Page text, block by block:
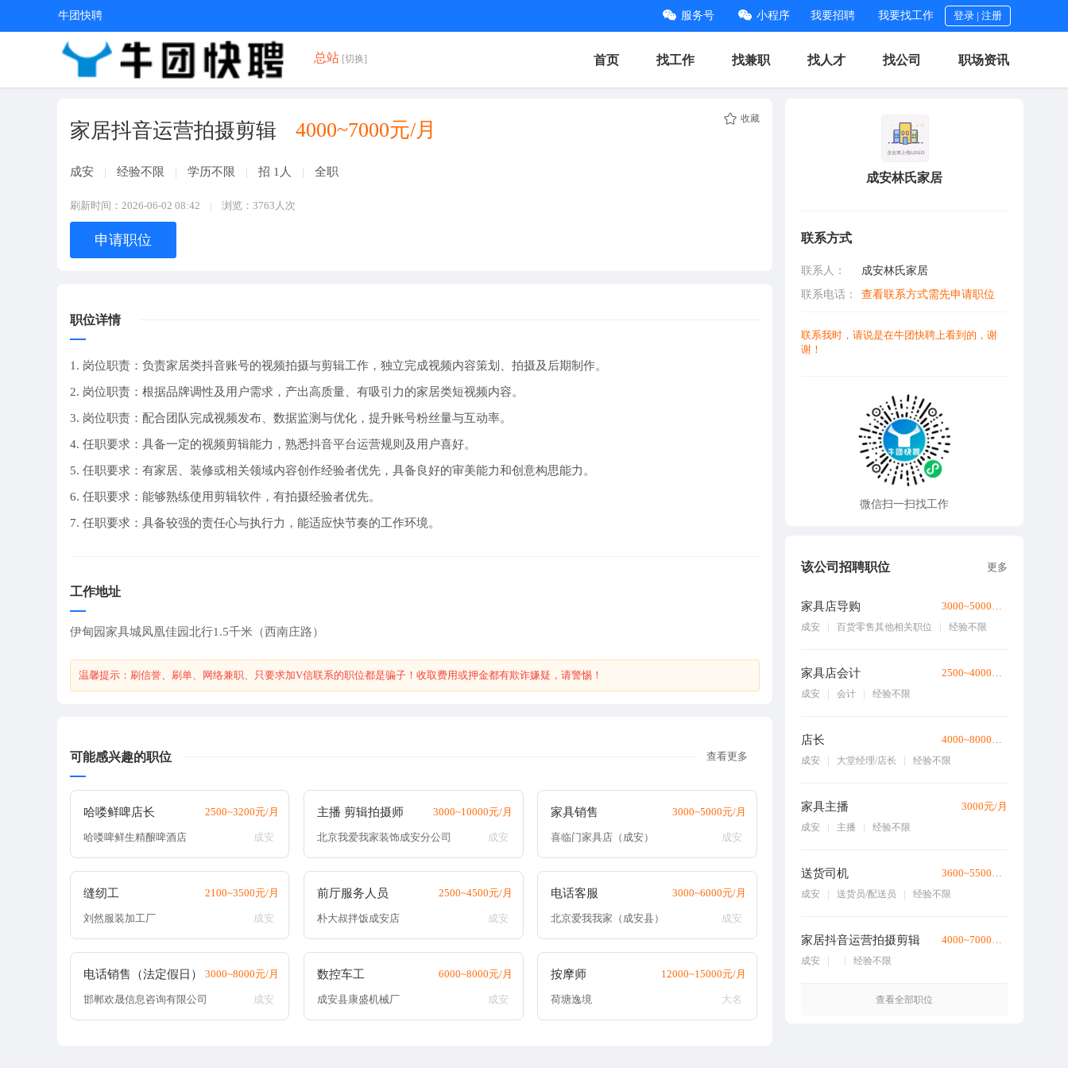
牛团快聘 服务号 小程序 我要招聘 我要找工作 登录 | 注册
总站 [切换] 首页 找工作 找兼职 找人才 找公司 职场资讯
家居抖音运营拍摄剪辑 4000~7000元/月
成安 经验不限 学历不限 招 1人 全职
刷新时间：2026-06-02 08:42 浏览：3763人次
申请职位
收藏
职位详情
1. 岗位职责：负责家居类抖音账号的视频拍摄与剪辑工作，独立完成视频内容策划、拍摄及后期制作。
2. 岗位职责：根据品牌调性及用户需求，产出高质量、有吸引力的家居类短视频内容。
3. 岗位职责：配合团队完成视频发布、数据监测与优化，提升账号粉丝量与互动率。
4. 任职要求：具备一定的视频剪辑能力，熟悉抖音平台运营规则及用户喜好。
5. 任职要求：有家居、装修或相关领域内容创作经验者优先，具备良好的审美能力和创意构思能力。
6. 任职要求：能够熟练使用剪辑软件，有拍摄经验者优先。
7. 任职要求：具备较强的责任心与执行力，能适应快节奏的工作环境。
工作地址
伊甸园家具城凤凰佳园北行1.5千米（西南庄路）
温馨提示：刷信誉、刷单、网络兼职、只要求加V信联系的职位都是骗子！收取费用或押金都有欺诈嫌疑，请警惕！
可能感兴趣的职位 查看更多
哈喽鲜啤店长 2500~3200元/月
哈喽啤鲜生精酿啤酒店 成安
主播 剪辑拍摄师 3000~10000元/月
北京我爱我家装饰成安分公司 成安
家具销售 3000~5000元/月
喜临门家具店（成安） 成安
缝纫工 2100~3500元/月
刘然服装加工厂 成安
前厅服务人员 2500~4500元/月
朴大叔拌饭成安店 成安
电话客服 3000~6000元/月
北京爱我我家（成安县） 成安
电话销售（法定假日） 3000~8000元/月
邯郸欢晟信息咨询有限公司 成安
数控车工 6000~8000元/月
成安县康盛机械厂 成安
按摩师 12000~15000元/月
荷塘逸境 大名
成安林氏家居
联系方式
联系人：
成安林氏家居
联系电话：
查看联系方式需先申请职位
联系我时，请说是在牛团快聘上看到的，谢
谢！
微信扫一扫找工作
该公司招聘职位 更多
家具店导购 3000~5000元/月
成安 百货零售其他相关职位 经验不限
家具店会计 2500~4000元/月
成安 会计 经验不限
店长 4000~8000元/月
成安 大堂经理/店长 经验不限
家具主播 3000元/月
成安 主播 经验不限
送货司机 3600~5500元/月
成安 送货员/配送员 经验不限
家居抖音运营拍摄剪辑 4000~7000元/月
成安 经验不限
查看全部职位